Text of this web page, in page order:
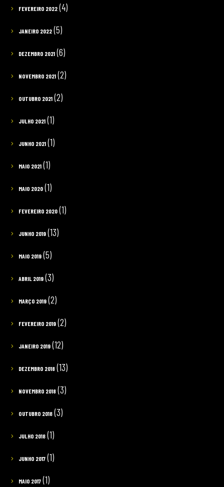
FEVEREIRO 2022(4)
JANEIRO 2022(5)
DEZEMBRO 2021(6)
NOVEMBRO 2021(2)
OUTUBRO 2021(2)
JULHO 2021(1)
JUNHO 2021(1)
MAIO 2021(1)
MAIO 2020(1)
FEVEREIRO 2020(1)
JUNHO 2019(13)
MAIO 2019(5)
ABRIL 2019(3)
MARÇO 2019(2)
FEVEREIRO 2019(2)
JANEIRO 2019(12)
DEZEMBRO 2018(13)
NOVEMBRO 2018(3)
OUTUBRO 2018(3)
JULHO 2018(1)
JUNHO 2017(1)
MAIO 2017(1)